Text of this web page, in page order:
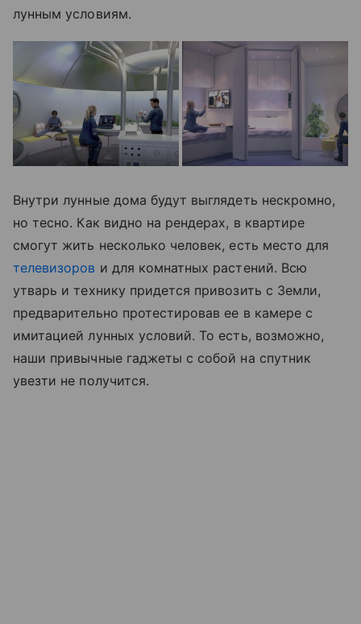
лунным условиям.
Внутри лунные дома будут выглядеть нескромно,
но тесно. Как видно на рендерах, в квартире
смогут жить несколько человек, есть место для
телевизоров и для комнатных растений. Всю
утварь и технику придется привозить с Земли,
предварительно протестировав ее в камере с
имитацией лунных условий. То есть, возможно,
наши привычные гаджеты с собой на спутник
увезти не получится.